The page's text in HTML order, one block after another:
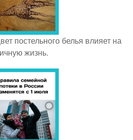
постельного белья влияет на
жизнь.